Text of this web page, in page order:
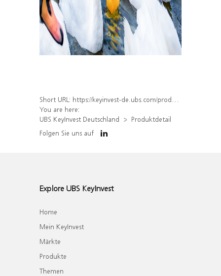
Short URL: https://keyinvest-de.ubs.com/produkt/detail/index/isin/DE000UH4A737
You are here:
UBS KeyInvest Deutschland
Produktdetail
Folgen Sie uns auf
Explore UBS KeyInvest
Home
Mein KeyInvest
Märkte
Produkte
Themen